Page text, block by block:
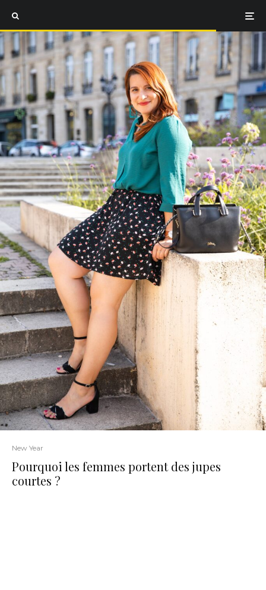
New Year
Pourquoi les femmes portent des jupes
courtes ?